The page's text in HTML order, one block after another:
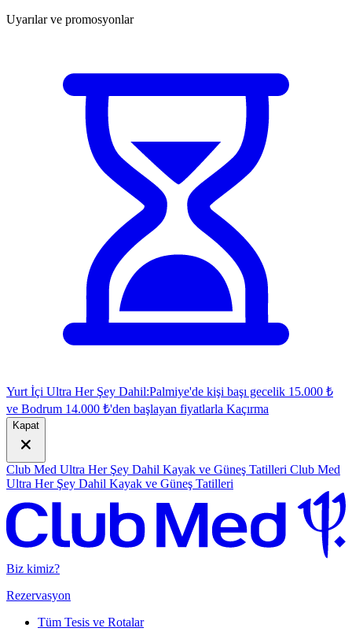
Uyarılar ve promosyonlar
Yurt İçi Ultra Her Şey Dahil:Palmiye'de kişi başı gecelik 15.000 ₺
ve Bodrum 14.000 ₺'den başlayan fiyatlarla Kaçırma
Kapat
Club Med Ultra Her Şey Dahil Kayak ve Güneş Tatilleri Club Med
Ultra Her Şey Dahil Kayak ve Güneş Tatilleri
Biz kimiz?
Rezervasyon
Tüm Tesis ve Rotalar